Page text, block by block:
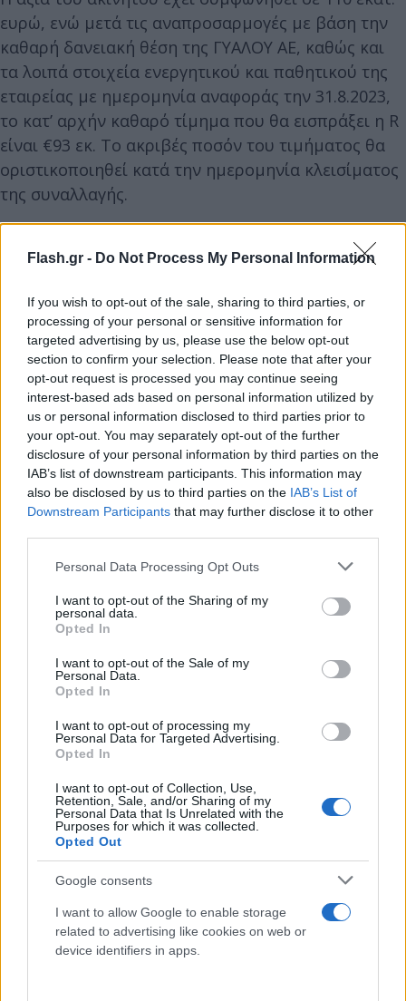
Flash.gr - Do Not Process My Personal Information
If you wish to opt-out of the sale, sharing to third parties, or
processing of your personal or sensitive information for
targeted advertising by us, please use the below opt-out
section to confirm your selection. Please note that after your
opt-out request is processed you may continue seeing
interest-based ads based on personal information utilized by
us or personal information disclosed to third parties prior to
your opt-out. You may separately opt-out of the further
disclosure of your personal information by third parties on the
IAB’s list of downstream participants. This information may
also be disclosed by us to third parties on the IAB’s List of
Downstream Participants that may further disclose it to other
Please note that this website/app uses one or more Google
not limited to your visit or usage behaviour. You may click to
grant or deny consent to Google and its third-party tags to
use your data for below specified purposes in below Google
consent section.
Personal Data Processing Opt Outs
I want to opt-out of the Sharing of my
personal data.
Opted In
I want to opt-out of the Sale of my
Personal Data.
Opted In
I want to opt-out of processing my
Personal Data for Targeted Advertising.
Opted In
I want to opt-out of Collection, Use,
Retention, Sale, and/or Sharing of my
Personal Data that Is Unrelated with the
Purposes for which it was collected.
Opted Out
Google consents
I want to allow Google to enable storage
related to advertising like cookies on web or
device identifiers in apps.
ευρώ, ενώ μετά τις αναπροσαρμογές με βάση την
καθαρή δανειακή θέση της ΓΥΑΛΟΥ ΑΕ, καθώς και
τα λοιπά στοιχεία ενεργητικού και παθητικού της
εταιρείας με ημερομηνία αναφοράς την 31.8.2023,
το κατ’ αρχήν καθαρό τίμημα που θα εισπράξει η R
είναι €93 εκ. Το ακριβές ποσόν του τιμήματος θα
οριστικοποιηθεί κατά την ημερομηνία κλεισίματος
της συναλλαγής.
Από την πλευρά, της, η Trade Estates, θυγατρική
του ομίλου Fourlis, ανακοίνωσε ότι προχώρησε
σήμερα στην υπογραφή δεσμευτικής συμφωνίας με
την Reds Α.Ε. για την αγορά του 100% των μετοχών
της «ΓΥΑΛΟΥ ΜΟΝΟΠΡΟΣΩΠΗ ΑΝΩΝΥΜΗ ΕΤΑΙΡEΙΑ
ΕΜΠΟΡΙΚΩΝ ΤΟΥΡΙΣΤΙΚΩΝ ΔΡΑΣΤΗΡΙΟΤΗΤΩΝ &
ΕΚΜΕΤΑΛΛΕΥΣΗΣ ΑΚΙΝΗΤΩΝ» (η «ΓΥΑΛΟΥ Μ.Α.Ε.»)
ιδιοκτήτριας και διαχειρίστριας του Smart Park.